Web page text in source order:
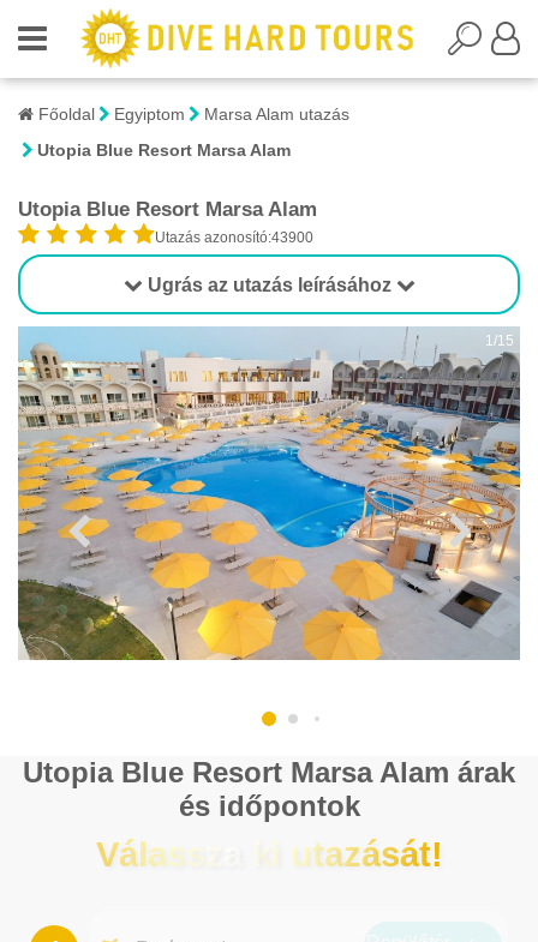
Főoldal Egyiptom
Marsa Alam utazás
Utopia Blue Resort Marsa Alam
Utopia Blue Resort Marsa Alam
Utazás azonosító:43900
Ugrás az utazás leírásához
1/15
Utopia Blue Resort Marsa Alam árak
és időpontok
Válassza ki utazását!